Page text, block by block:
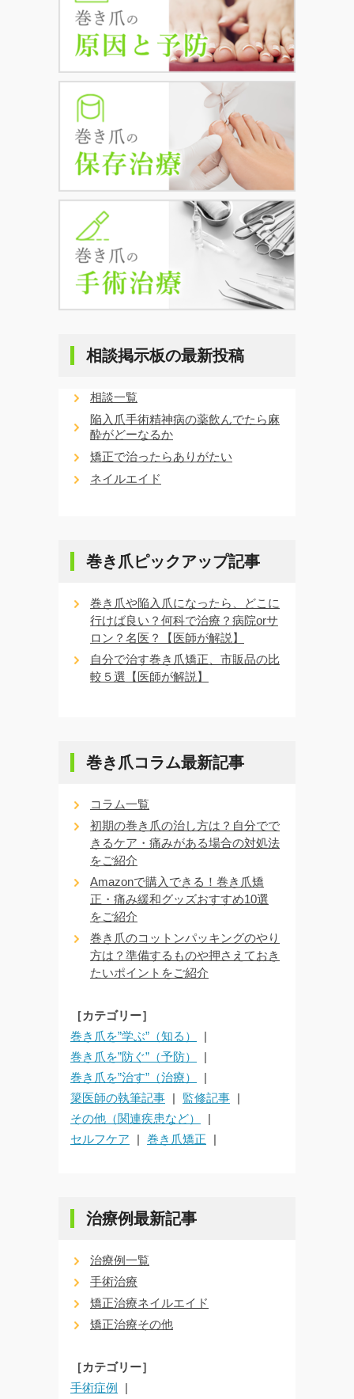
相談掲示板の最新投稿
相談一覧
陥入爪手術精神病の薬飲んでたら麻
酔がどーなるか
矯正で治ったらありがたい
ネイルエイド
巻き爪ピックアップ記事
巻き爪や陥入爪になったら、どこに
行けば良い？何科で治療？病院orサ
ロン？名医？【医師が解説】
自分で治す巻き爪矯正、市販品の比
較５選【医師が解説】
巻き爪コラム最新記事
コラム一覧
初期の巻き爪の治し方は？自分でで
きるケア・痛みがある場合の対処法
をご紹介
Amazonで購入できる！巻き爪矯
正・痛み緩和グッズおすすめ10選
をご紹介
巻き爪のコットンパッキングのやり
方は？準備するものや押さえておき
たいポイントをご紹介
［カテゴリー］
巻き爪を”学ぶ”（知る）
巻き爪を”防ぐ”（予防）
巻き爪を”治す”（治療）
簗医師の執筆記事
監修記事
その他（関連疾患など）
セルフケア
巻き爪矯正
治療例最新記事
治療例一覧
手術治療
矯正治療ネイルエイド
矯正治療その他
［カテゴリー］
手術症例